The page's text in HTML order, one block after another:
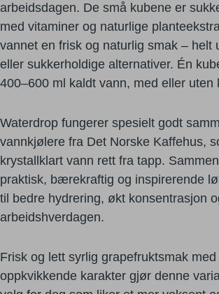
arbeidsdagen. De små kubene er
med vitaminer og naturlige
vannet en frisk og naturlig smak – helt
eller sukkerholdige alternativer. Én
400–600 ml kaldt vann, med eller uten
Waterdrop fungerer spesielt godt
vannkjølere fra Det Norske Kaffehus,
krystallklart vann rett fra tapp.
praktisk, bærekraftig og inspirerende
til bedre hydrering, økt konsentrasjon
arbeidshverdagen.
Frisk og lett syrlig grapefruktsmak
oppkvikkende karakter gjør denne